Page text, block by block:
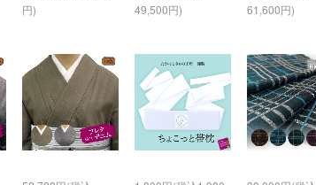
円)
49,500円)
61,600円)